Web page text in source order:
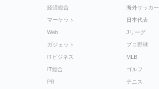
経済総合
マーケット
Web
ガジェット
ITビジネス
IT総合
PR
海外サッカー
日本代表
Jリーグ
プロ野球
MLB
ゴルフ
テニス